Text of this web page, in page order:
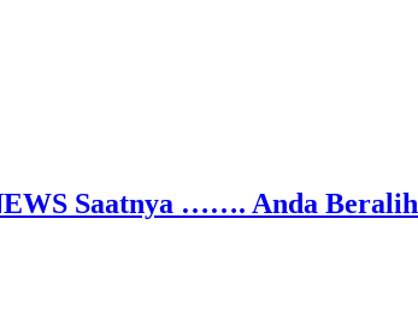
Saatnya ……. Anda Beralih